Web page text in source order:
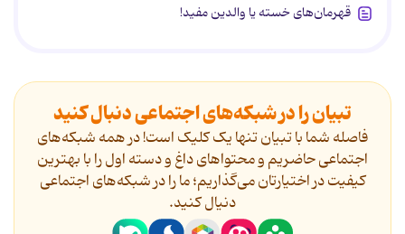
قهرمان‌های خسته یا والدین مفید!
تبیان را در شبکه‌های اجتماعی دنبال کنید
فاصله شما با تبیان تنها یک کلیک است! در همه شبکه‌های
اجتماعی حاضریم و محتواهای داغ و دسته اول را با بهترین
کیفیت در اختیارتان می‌گذاریم؛ ما را در شبکه‌های اجتماعی
دنیال کنید.